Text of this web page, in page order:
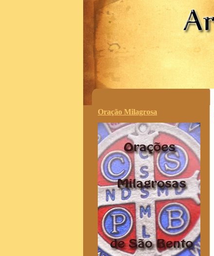
.
Oração Milagrosa